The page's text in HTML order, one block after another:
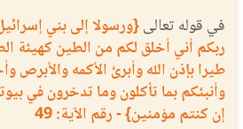
في قوله تعالى{ورسولا إلى بني
ربكم أني أخلق لكم من الطين كهيئة
طيرا بإذن الله وأبرئ الأكمه والأبرص
وأنبئكم بما تأكلون وما تدخرون في
إن كنتم مؤمنين} - رقم الآية: 49